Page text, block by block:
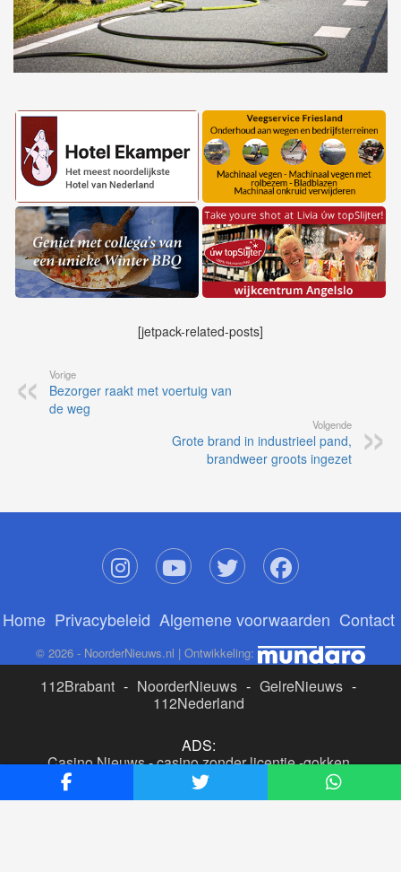
[jetpack-related-posts]
Vorige
Bezorger raakt met voertuig van
de weg
Volgende
Grote brand in industrieel pand,
brandweer groots ingezet
Home Privacybeleid Algemene voorwaarden Contact
© 2026 - NoorderNieuws.nl | Ontwikkeling:
112Brabant - NoorderNieuws - GelreNieuws -
112Nederland
ADS:
Casino Nieuws-casino zonder licentie-gokken
buitenlandse site
beste online casino nederland